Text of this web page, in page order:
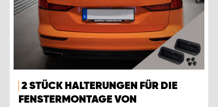
2 STÜCK HALTERUNGEN FÜR DIE
FENSTERMONTAGE VON